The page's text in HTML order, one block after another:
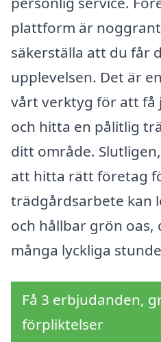
plattform är
säkerställa att du får
upplevelsen. Det är
vårt verktyg för att få
och hitta en pålitlig
ditt område.
att hitta rätt företag
trädgårdsarbete kan
och hållbar grön oas,
många lyckliga
Få 3 erbjudanden,
förpliktelser